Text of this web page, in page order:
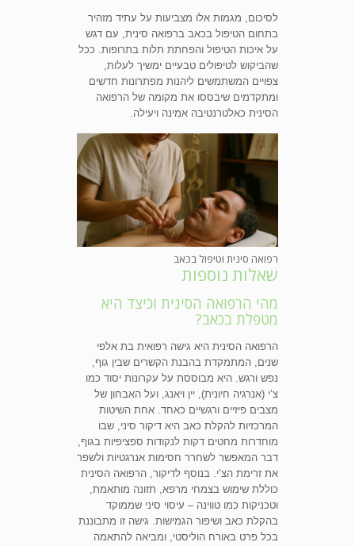
לסיכום, מגמות אלו מצביעות על עתיד מזהיר
בתחום הטיפול בכאב ברפואה סינית, עם דגש
על איכות הטיפול והפחתת תלות בתרופות. ככל
שהביקוש לטיפולים טבעיים ימשיך לעלות,
צפויים המשתמשים ליהנות מפתרונות חדשים
ומתקדמים שיבססו את מקומה של הרפואה
הסינית כאלטרנטיבה אמינה ויעילה.
רפואה סינית וטיפול בכאב
שאלות נוספות
מהי הרפואה הסינית וכיצד היא
מטפלת בכאב?
הרפואה הסינית היא גישה רפואית בת אלפי
שנים, המתמקדת בהבנת הקשרים שבין גוף,
נפש ורגש. היא מבוססת על עקרונות יסוד כמו
צ’י (אנרגיה חיונית), יין ויאנג, ועל האבחון של
מצבים פיזיים ורגשיים כאחד. אחת השיטות
המרכזיות להקלת כאב היא דיקור סיני, שבו
מוחדרות מחטים דקות לנקודות ספציפיות בגוף,
דבר המאפשר לשחרר חסימות אנרגטיות ולשפר
את זרימת הצ’י. בנוסף לדיקור, הרפואה הסינית
כוללת שימוש בצמחי מרפא, תזונה מותאמת,
וטכניקות כמו טווינה – עיסוי סיני שממוקד
בהקלת כאב ושיפור הגמישות. גישה זו מתבוננת
בכל פרט באורח הוליסטי, ומביאה להתאמה